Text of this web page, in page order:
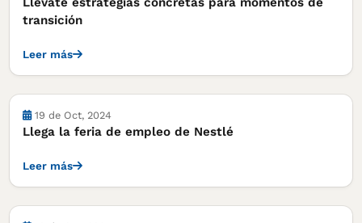
transición
Leer más
Actividades
19 de Oct, 2024
Llega la feria de empleo de Nestlé
Leer más